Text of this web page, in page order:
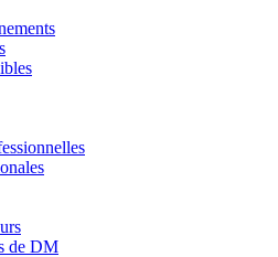
de DM